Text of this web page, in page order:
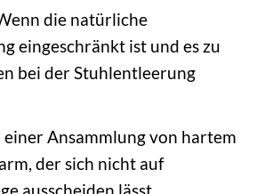
die natürliche
eingeschränkt ist und es zu
bei der Stuhlentleerung
einer Ansammlung von hartem
der sich nicht auf
ausscheiden lässt.